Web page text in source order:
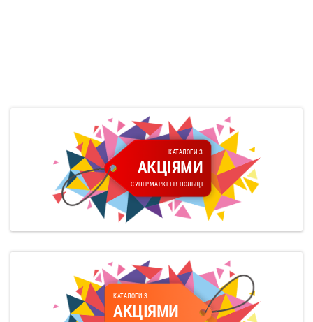
КАТАЛОГИ З
АКЦІЯМИ
СУПЕРМАРКЕТІВ ПОЛЬЩІ
КАТАЛОГИ З
АКЦІЯМИ